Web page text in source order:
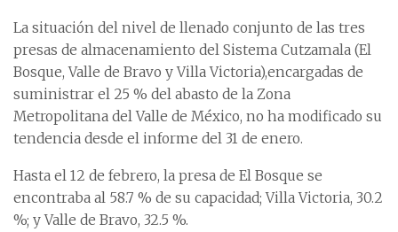
La situación del nivel de llenado conjunto de las tres
presas de almacenamiento del Sistema Cutzamala (El
Bosque, Valle de Bravo y Villa Victoria),encargadas de
suministrar el 25 % del abasto de la Zona
Metropolitana del Valle de México, no ha modificado su
tendencia desde el informe del 31 de enero.
Hasta el 12 de febrero, la presa de El Bosque se
encontraba al 58.7 % de su capacidad; Villa Victoria, 30.2
%; y Valle de Bravo, 32.5 %.